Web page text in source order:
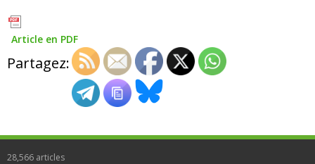
Article en PDF
Partagez:
28,566 articles